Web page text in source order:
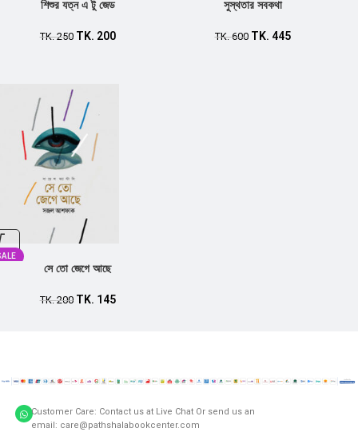
শিশুর যত্ন এ টু জেড
TK.250 TK. 200
সুস্থতার সবকথা
TK.600 TK. 445
সে তো জেগে আছে
TK.200 TK. 145
Customer Care: Contact us at Live Chat Or send us an
email: care@pathshalabookcenter.com